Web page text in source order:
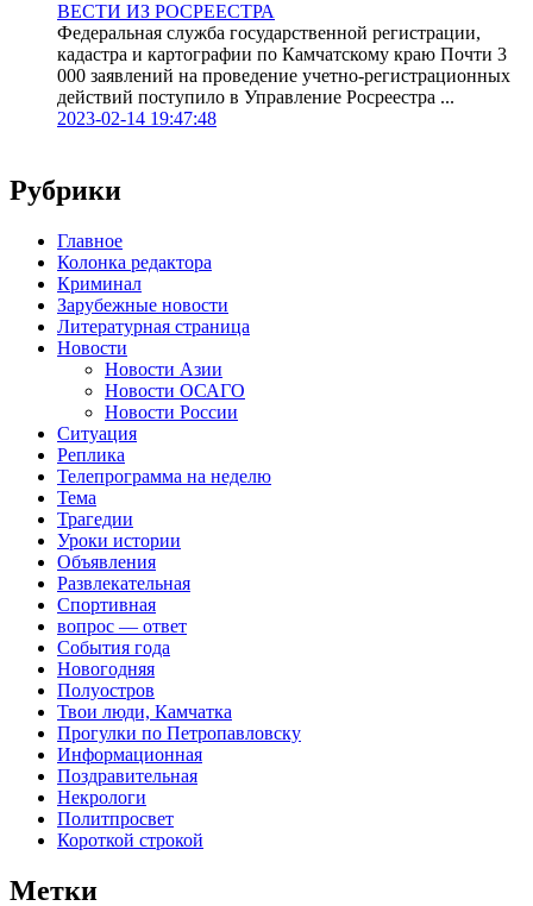
ВЕСТИ ИЗ РОСРЕЕСТРА
Федеральная служба государственной регистрации,
кадастра и картографии по Камчатскому краю Почти 3
000 заявлений на проведение учетно-регистрационных
действий поступило в Управление Росреестра ...
2023-02-14 19:47:48
Рубрики
Главное
Колонка редактора
Криминал
Зарубежные новости
Литературная страница
Новости
Новости Азии
Новости ОСАГО
Новости России
Ситуация
Реплика
Телепрограмма на неделю
Тема
Трагедии
Уроки истории
Объявления
Развлекательная
Спортивная
вопрос — ответ
События года
Новогодняя
Полуостров
Твои люди, Камчатка
Прогулки по Петропавловску
Информационная
Поздравительная
Некрологи
Политпросвет
Короткой строкой
Метки